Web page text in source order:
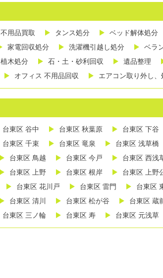
不用品買取 タンス処分 ベッド解体処分
家電回収処分 洗濯機引越し処分
ベラ
植木処分 石・土・砂利回収 遺品整理
オフィス 不用品回収 エアコン取り外し、
台東区 谷中 台東区 秋葉原 台東区 下谷
台東区 千束 台東区 竜泉 台東区 浅草橋
台東区 鳥越 台東区 今戸 台東区 西浅
台東区 上野 台東区 根岸 台東区 上野
台東区 花川戸 台東区 雷門 台東区
台東区 清川 台東区 松が谷 台東区 蔵
台東区 三ノ輪 台東区 寿 台東区 元浅草